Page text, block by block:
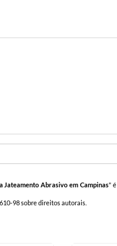
Jateamento Abrasivo em Campinas"
98 sobre direitos autorais